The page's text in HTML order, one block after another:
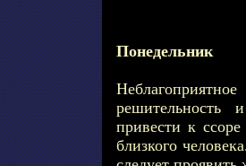
Понедельник
решительность
привести к
близкого